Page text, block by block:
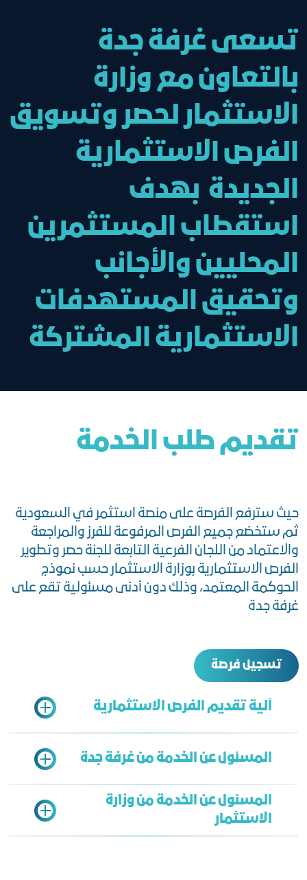
تسعى غرفة جدة
بالتعاون مع وزارة
الاستثمار لحصر وتسويق
الفرص الاستثمارية
الجديدة بهدف
استقطاب المستثمرين
المحليين والأجانب
وتحقيق المستهدفات
الاستثمارية المشتركة
تقديم طلب الخدمة
حيث سترفع الفرصة على منصة استثمر في السعودية
ثم ستخضع جميع الفرص المرفوعة للفرز والمراجعة
والاعتماد من اللجان الفرعية التابعة للجنة حصر وتطوير
الفرص الاستثمارية بوزارة الاستثمار حسب نموذج
الحوكمة المعتمد، وذلك دون أدنى مسئولية تقع على
غرفة جدة
تسجيل فرصة
آلية تقديم الفرص الاستثمارية
المسئول عن الخدمة من غرفة جدة
وحدة الدراسات والمعلومات
المسئول عن الخدمة من وزارة
الاستثمار